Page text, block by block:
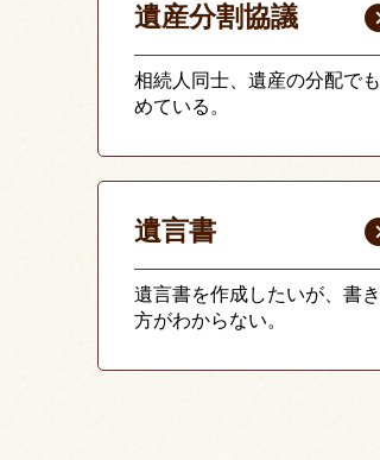
遺産分割協議
相続人同士、遺産の分配でも
めている。
遺言書
遺言書を作成したいが、書き
方がわからない。